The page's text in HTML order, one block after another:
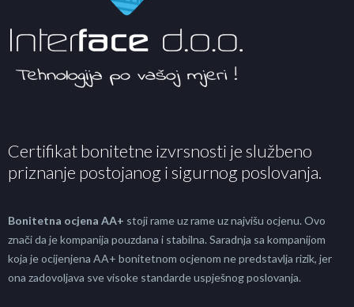
Certifikat bonitetne izvrsnosti je službeno
priznanje postojanog i sigurnog poslovanja.
Bonitetna ocjena AA+ stoji rame uz rame uz najvišu ocjenu. Ovo
znači da je kompanija pouzdana i stabilna. Saradnja sa kompanijom
koja je ocijenjena AA+ bonitetnom ocjenom ne predstavlja rizik, jer
ona zadovoljava sve visoke standarde uspješnog poslovanja.